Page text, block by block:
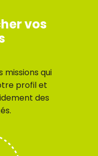
vos
missions qui
profil et
des